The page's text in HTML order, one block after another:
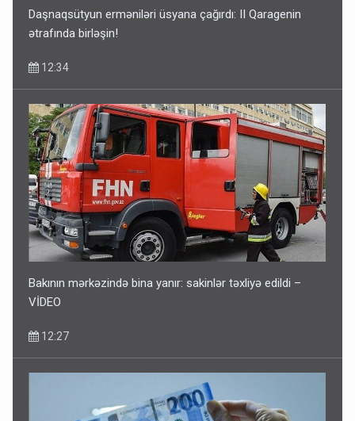
Daşnaqsütyun erməniləri üsyana çağırdı: II Qaragenin
ətrafında birləşin!
12:34
Bakının mərkəzində bina yanır: sakinlər təxliyə edildi –
VİDEO
12:27